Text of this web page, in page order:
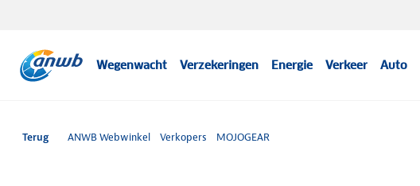
Wegenwacht Verzekeringen Energie Verkeer Auto
Terug ANWB Webwinkel Verkopers MOJOGEAR